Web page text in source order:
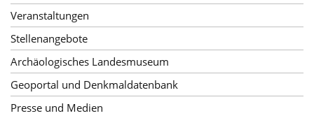
Veranstaltungen
Stellenangebote
Archäologisches Landesmuseum
Geoportal und Denkmaldatenbank
Presse und Medien